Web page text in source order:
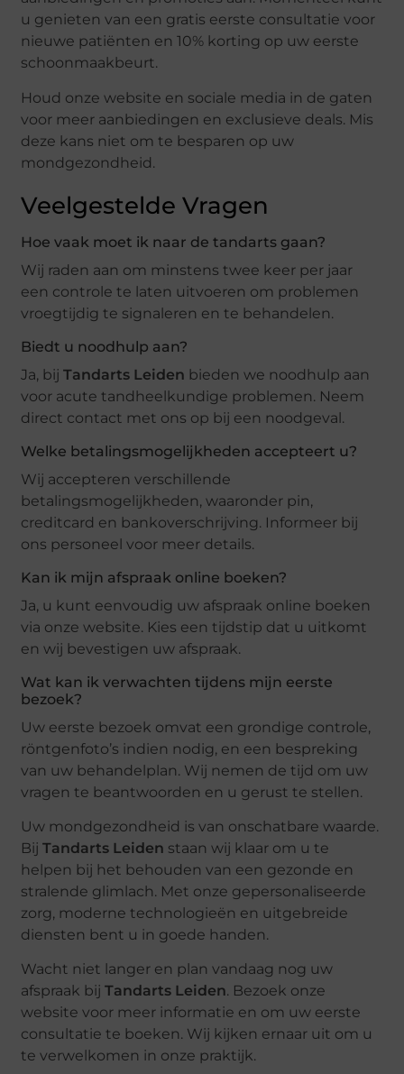
u genieten van een gratis eerste consultatie voor
nieuwe patiënten en 10% korting op uw eerste
schoonmaakbeurt.
Houd onze website en sociale media in de gaten
voor meer aanbiedingen en exclusieve deals. Mis
deze kans niet om te besparen op uw
mondgezondheid.
Veelgestelde Vragen
Hoe vaak moet ik naar de tandarts gaan?
Wij raden aan om minstens twee keer per jaar
een controle te laten uitvoeren om problemen
vroegtijdig te signaleren en te behandelen.
Biedt u noodhulp aan?
Ja, bijTandarts Leiden bieden we noodhulp aan
voor acute tandheelkundige problemen. Neem
direct contact met ons op bij een noodgeval.
Welke betalingsmogelijkheden accepteert u?
Wij accepteren verschillende
betalingsmogelijkheden, waaronder pin,
creditcard en bankoverschrijving. Informeer bij
ons personeel voor meer details.
Kan ik mijn afspraak online boeken?
Ja, u kunt eenvoudig uw afspraak online boeken
via onze website. Kies een tijdstip dat u uitkomt
en wij bevestigen uw afspraak.
Wat kan ik verwachten tijdens mijn eerste
bezoek?
Uw eerste bezoek omvat een grondige controle,
röntgenfoto’s indien nodig, en een bespreking
van uw behandelplan. Wij nemen de tijd om uw
vragen te beantwoorden en u gerust te stellen.
Uw mondgezondheid is van onschatbare waarde.
BijTandarts Leiden staan wij klaar om u te
helpen bij het behouden van een gezonde en
stralende glimlach. Met onze gepersonaliseerde
zorg, moderne technologieën en uitgebreide
diensten bent u in goede handen.
Wacht niet langer en plan vandaag nog uw
afspraak bijTandarts Leiden. Bezoek onze
website voor meer informatie en om uw eerste
consultatie te boeken. Wij kijken ernaar uit om u
te verwelkomen in onze praktijk.